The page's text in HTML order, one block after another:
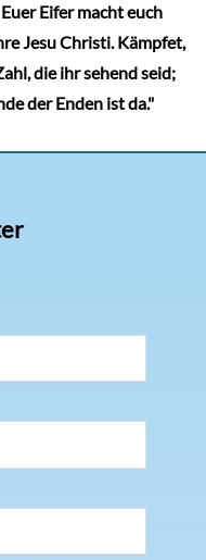
Eifer macht euch
Jesu Christi. Kämpfet,
die ihr sehend seid;
der Enden ist da."